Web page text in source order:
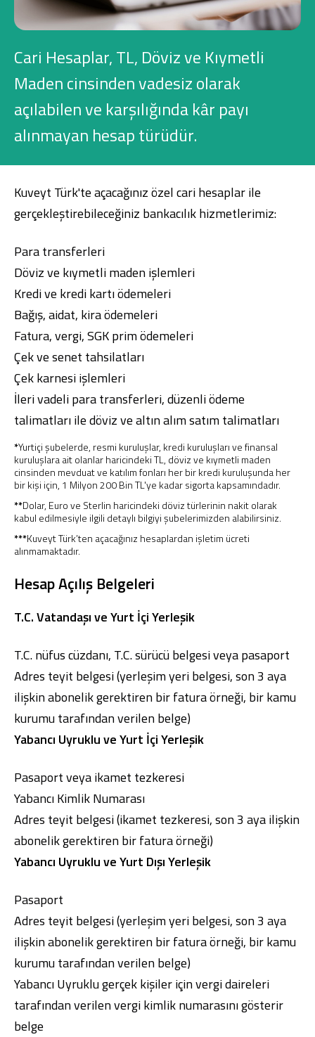
Dijital Bankacılık Hakkımızda Finans Portalı
Yatırımcı İlişkileri
Şube ve ATM’ler
İletişim
Ürün ve Hizmet Ücretleri
English العربية
Dijital Bankacılık
Şube ve ATM’ler
İletişim
Ürün ve Hizmet Ücretleri
English
العربية
Konut Finansmanı
Ticari Kartlar
Leasing
Yatırım
Cari Hesaplar, TL, Döviz ve Kıymetli
Maden cinsinden vadesiz olarak
açılabilen ve karşılığında kâr payı
alınmayan hesap türüdür.
Kuveyt Türk'te açacağınız özel cari hesaplar ile
gerçekleştirebileceğiniz bankacılık hizmetlerimiz:
Para transferleri
Dövizve kıymetli madenişlemleri
Kredi ve kredi kartı ödemeleri
Bağış, aidat, kiraödemeleri
Fatura,vergi,SGK primödemeleri
Çek ve senet tahsilatları
Çek karnesi işlemleri
İleri vadeli para transferleri, düzenli ödeme
talimatları ile döviz ve altın alım satım talimatları
*Yurtiçi şubelerde, resmi kuruluşlar, kredi kuruluşları ve finansal
kuruluşlara ait olanlar haricindeki TL, döviz ve kıymetli maden
cinsinden mevduat ve katılım fonları her bir kredi kuruluşunda her
bir kişi için, 1 Milyon 200 Bin TL'ye kadar sigorta kapsamındadır.
**Dolar, Euro ve Sterlin haricindeki döviz türlerinin nakit olarak
kabul edilmesiyle ilgili detaylı bilgiyişubelerimizden alabilirsiniz.
***Kuveyt Türk’ten açacağınız hesaplardan işletim ücreti
alınmamaktadır.
Hesap Açılış Belgeleri
T.C. Vatandaşı ve Yurt İçi Yerleşik
T.C. nüfus cüzdanı, T.C. sürücü belgesi veya pasaport
Adres teyit belgesi (yerleşim yeri belgesi, son 3 aya
ilişkin abonelik gerektiren bir fatura örneği, bir kamu
kurumu tarafından verilen belge)
Yabancı Uyruklu ve Yurt İçi Yerleşik
Pasaport veya ikamet tezkeresi
Yabancı Kimlik Numarası
Adres teyit belgesi (ikamet tezkeresi, son 3 aya ilişkin
abonelik gerektiren bir fatura örneği)
Yabancı Uyruklu ve Yurt Dışı Yerleşik
Pasaport
Adres teyit belgesi (yerleşim yeri belgesi, son 3 aya
ilişkin abonelik gerektiren bir fatura örneği, bir kamu
kurumu tarafından verilen belge)
Yabancı Uyruklu gerçek kişiler için vergi daireleri
tarafından verilen vergi kimlik numarasını gösterir
belge